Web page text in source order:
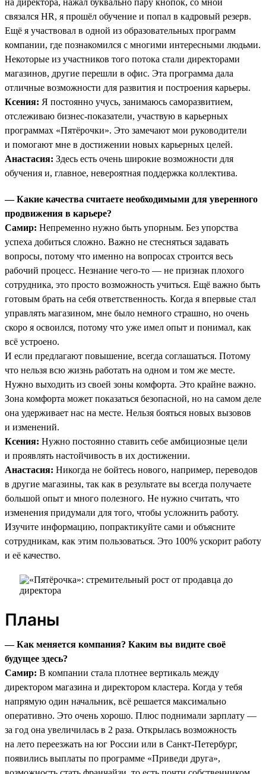
связался HR, я прошёл обучение и попал в кадровый резерв.
Ещё я участвовал в одной из образовательных программ
компании, где познакомился с многими интересными людьми.
Некоторые из участников того потока стали директорами
магазинов, другие перешли в офис. Эта программа дала
отличные возможности для развития и построения карьеры.
Ксения: Я постоянно учусь, занимаюсь саморазвитием,
отслеживаю бизнес-показатели, участвую в карьерных
программах «Пятёрочки». Это замечают мои руководители
и помогают мне в достижении новых карьерных целей.
Анастасия: Здесь есть очень широкие возможности для
обучения и, главное, невероятная поддержка коллектива.
— Какие качества считаете необходимыми для уверенного
продвижения в карьере?
Самир: Непременно нужно быть упорным. Без упорства
успеха добиться сложно. Важно не стесняться задавать
вопросы, потому что именно на вопросах строится весь
рабочий процесс. Незнание чего-то — не признак плохого
сотрудника, это просто возможность учиться. Ещё важно быть
готовым брать на себя ответственность. Когда я впервые стал
управлять магазином, мне было немного страшно, но очень
скоро я освоился, потому что уже имел опыт и понимал, как
всё устроено.
И если предлагают повышение, всегда соглашаться. Потому
что нельзя всю жизнь работать на одном и том же месте.
Нужно выходить из своей зоны комфорта. Это крайне важно.
Зона комфорта может показаться безопасной, но на самом деле
она удерживает нас на месте. Нельзя бояться новых вызовов
и изменений.
Ксения: Нужно постоянно ставить себе амбициозные цели
и проявлять настойчивость в их достижении.
Анастасия: Никогда не бойтесь нового, например, переводов
в другие магазины, так как в результате вы всегда получаете
большой опыт и много полезного. Не нужно считать, что
изменения придумали для того, чтобы усложнить работу.
Изучите информацию, попрактикуйте сами и объясните
сотрудникам, как этим пользоваться. Это 100% ускорит работу
и её качество.
Планы
— Как меняется компания? Каким вы видите своё
будущее здесь?
Самир: В компании стала плотнее вертикаль между
директором магазина и директором кластера. Когда у тебя
напрямую один начальник, всё решается максимально
оперативно. Это очень хорошо. Плюс поднимали зарплату —
за год она увеличилась в 2 раза. Открылась возможность
на лето переезжать на юг России или в Санкт-Петербург,
появились выплаты по программе «Приведи друга»,